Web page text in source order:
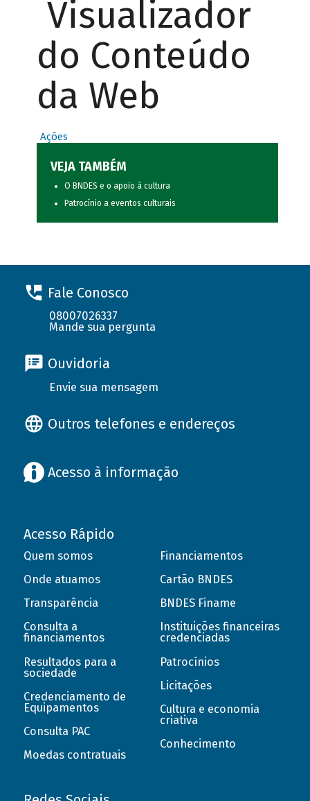
Visualizador
do Conteúdo
da Web
Ações
VEJA TAMBÉM
O BNDES e o apoio à cultura
Patrocínio a eventos culturais
Fale Conosco
08007026337
Mande sua pergunta
Ouvidoria
Envie sua mensagem
Outros telefones e endereços
Acesso à informação
Acesso Rápido
Quem somos
Onde atuamos
Transparência
Consulta a
financiamentos
Resultados para a
sociedade
Credenciamento de
Equipamentos
Consulta PAC
Moedas contratuais
Financiamentos
Cartão BNDES
BNDES Finame
Instituições financeiras
credenciadas
Patrocínios
Licitações
Cultura e economia
criativa
Conhecimento